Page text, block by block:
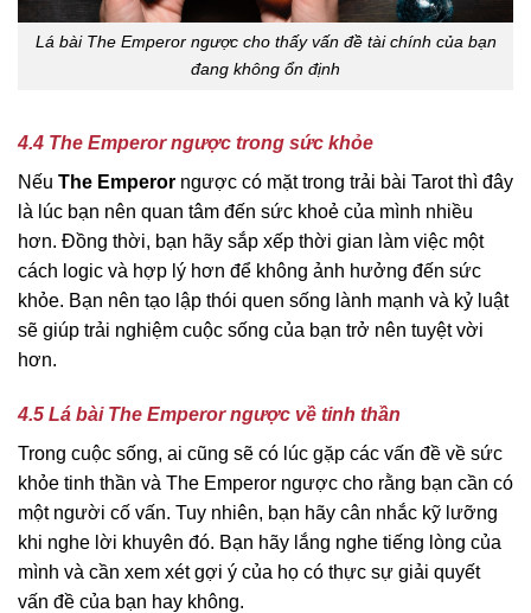
Lá bài The Emperor ngược cho thấy vấn đề tài chính của bạn
đang không ổn định
4.4 The Emperor ngược trong sức khỏe
Nếu The Emperor ngược có mặt trong trải bài Tarot thì đây
là lúc bạn nên quan tâm đến sức khoẻ của mình nhiều
hơn. Đồng thời, bạn hãy sắp xếp thời gian làm việc một
cách logic và hợp lý hơn để không ảnh hưởng đến sức
khỏe. Bạn nên tạo lập thói quen sống lành mạnh và kỷ luật
sẽ giúp trải nghiệm cuộc sống của bạn trở nên tuyệt vời
hơn.
4.5 Lá bài The Emperor ngược về tinh thần
Trong cuộc sống, ai cũng sẽ có lúc gặp các vấn đề về sức
khỏe tinh thần và The Emperor ngược cho rằng bạn cần có
một người cố vấn. Tuy nhiên, bạn hãy cân nhắc kỹ lưỡng
khi nghe lời khuyên đó. Bạn hãy lắng nghe tiếng lòng của
mình và cần xem xét gợi ý của họ có thực sự giải quyết
vấn đề của bạn hay không.